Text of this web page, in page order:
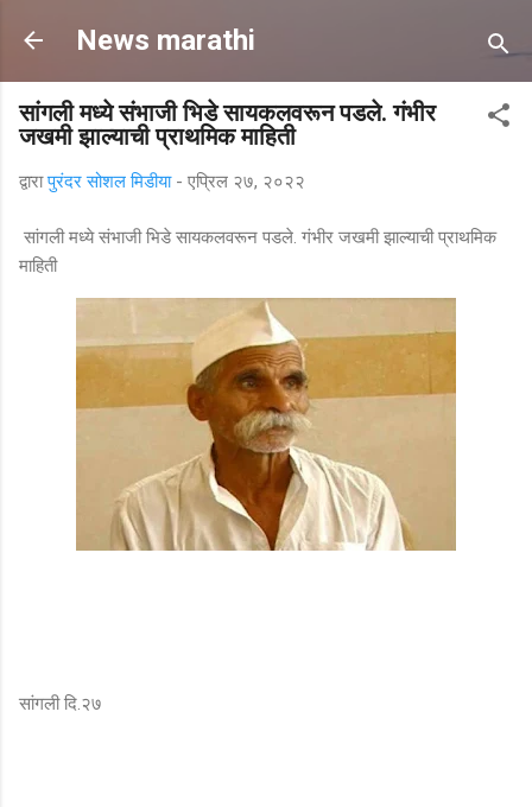
मुख्य सामग्रीवर वगळा
News marathi
सांगली मध्ये संभाजी भिडे सायकलवरून पडले. गंभीर
जखमी झाल्याची प्राथमिक माहिती
द्वारापुरंदर सोशल मिडीया - एप्रिल २७, २०२२
सांगली मध्ये संभाजी भिडे सायकलवरून पडले. गंभीर जखमी झाल्याची प्राथमिक
माहिती
सांगली दि.२७